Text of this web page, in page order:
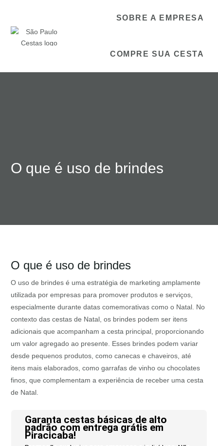
SOBRE A EMPRESA
COMPRE SUA CESTA
O que é uso de brindes
O que é uso de brindes
O uso de brindes é uma estratégia de marketing amplamente
utilizada por empresas para promover produtos e serviços,
especialmente durante datas comemorativas como o Natal. No
contexto das cestas de Natal, os brindes podem ser itens
adicionais que acompanham a cesta principal, proporcionando
um valor agregado ao presente. Esses brindes podem variar
desde pequenos produtos, como canecas e chaveiros, até
itens mais elaborados, como garrafas de vinho ou chocolates
finos, que complementam a experiência de receber uma cesta
de Natal.
Garanta cestas básicas de alto
padrão com entrega grátis em
Piracicaba!